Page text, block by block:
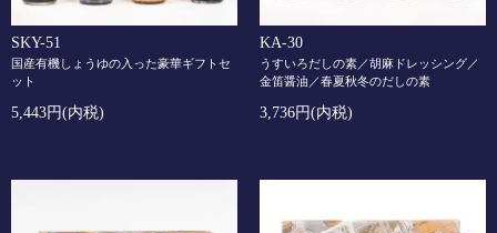
SKY-51
国産有機しょうゆの入った豪華ギフトセ
ット
5,443円(内税)
KA-30
うすいろだしの素／胡麻ドレッシング／
金笛醤油／春夏秋冬のだしの素
3,736円(内税)